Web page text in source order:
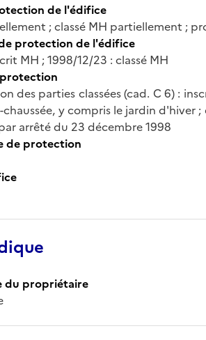
de l'édifice
; classé MH partiellement ;
protection de l'édifice
MH ; 1998/12/23 : classé MH
des parties classées (cad. C 6) :
y compris le jardin d'hiver
arrêté du 23 décembre 1998
de protection
du propriétaire